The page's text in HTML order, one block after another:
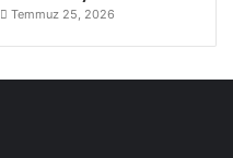
Temmuz 25, 2026